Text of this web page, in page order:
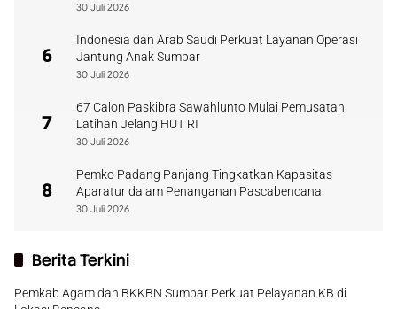
30 Juli 2026
6
Indonesia dan Arab Saudi Perkuat Layanan Operasi
Jantung Anak Sumbar
30 Juli 2026
7
67 Calon Paskibra Sawahlunto Mulai Pemusatan
Latihan Jelang HUT RI
30 Juli 2026
8
Pemko Padang Panjang Tingkatkan Kapasitas
Aparatur dalam Penanganan Pascabencana
30 Juli 2026
Berita Terkini
Pemkab Agam dan BKKBN Sumbar Perkuat Pelayanan KB di